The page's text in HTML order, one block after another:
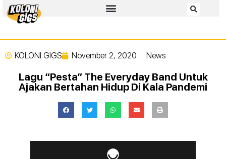
KOLONI GIGS November 2, 2020 News
Lagu “Pesta” The Everyday Band Untuk
Ajakan Bertahan Hidup Di Kala Pandemi